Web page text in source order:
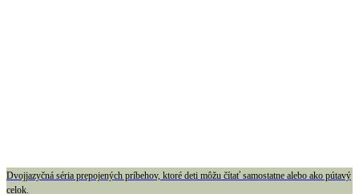
Dvojjazyčná séria prepojených príbehov, ktoré deti môžu čítať samostatne alebo ako pútavý
celok.